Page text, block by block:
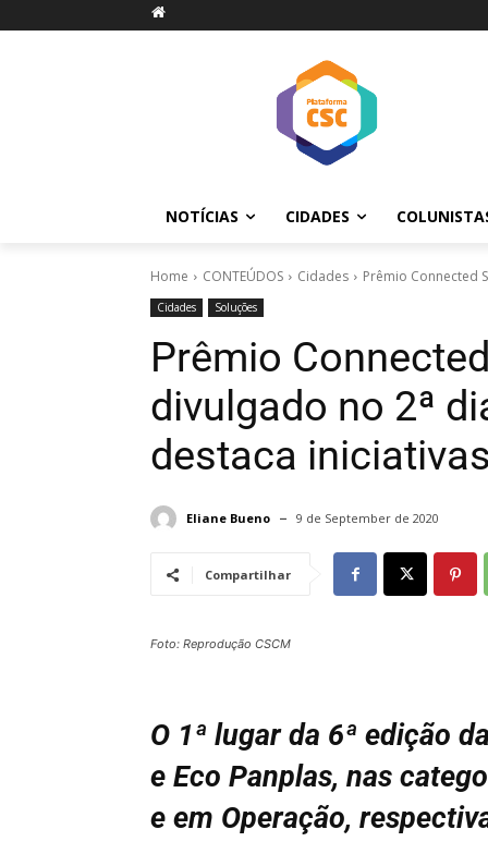
NOTÍCIAS CIDADES
Home CONTEÚDOS Cidades Prêmio Connected
Cidades Soluções
Prêmio
divulgado no 2ª
destaca
Eliane Bueno 9 de September de 2020
Compartilhar
Foto: Reprodução CSCM
O 1ª lugar da 6ª edição
e Eco Panplas, nas
e em Operação,